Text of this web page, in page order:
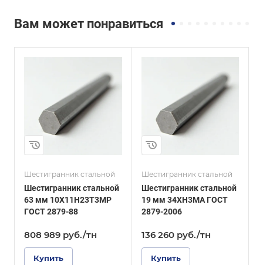
Вам может понравиться
Шестигранник стальной
Шестигранник стальной
63 мм 10Х11Н23Т3МР
ГОСТ 2879-88
808 989 руб./тн
Купить
Сплав / Марка стали
ГОСТ, ТУ
ГОСТ 2879-2006
Технология
изготовления
19 Шестигранник стальной
Шестигранник стальной
19 мм 34ХН3МА ГОСТ
2879-2006
136 260 руб./тн
Купить
Сплав / Марка стали
ГОСТ, ТУ
ГОСТ 2879-2006
Технология
изготовления
14